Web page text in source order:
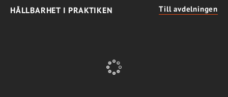
HÅLLBARHET I PRAKTIKEN Till avdelningen